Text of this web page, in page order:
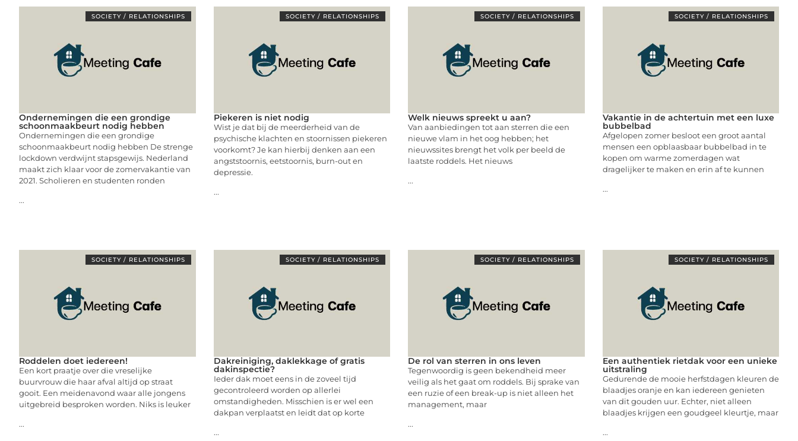
SOCIETY / RELATIONSHIPS
Ondernemingen die een grondige
schoonmaakbeurt nodig hebben
Ondernemingen die een grondige
schoonmaakbeurt nodig hebben De strenge
lockdown verdwijnt stapsgewijs. Nederland
maakt zich klaar voor de zomervakantie van
2021. Scholieren en studenten ronden
...
SOCIETY / RELATIONSHIPS
Piekeren is niet nodig
Wist je dat bij de meerderheid van de
psychische klachten en stoornissen piekeren
voorkomt? Je kan hierbij denken aan een
angststoornis, eetstoornis, burn-out en
depressie.
...
SOCIETY / RELATIONSHIPS
Welk nieuws spreekt u aan?
Van aanbiedingen tot aan sterren die een
nieuwe vlam in het oog hebben; het
nieuwssites brengt het volk per beeld de
laatste roddels. Het nieuws
...
SOCIETY / RELATIONSHIPS
Vakantie in de achtertuin met een luxe
bubbelbad
Afgelopen zomer besloot een groot aantal
mensen een opblaasbaar bubbelbad in te
kopen om warme zomerdagen wat
dragelijker te maken en erin af te kunnen
...
SOCIETY / RELATIONSHIPS
Roddelen doet iedereen!
Een kort praatje over die vreselijke
buurvrouw die haar afval altijd op straat
gooit. Een meidenavond waar alle jongens
uitgebreid besproken worden. Niks is leuker
...
SOCIETY / RELATIONSHIPS
Dakreiniging, daklekkage of gratis
dakinspectie?
Ieder dak moet eens in de zoveel tijd
gecontroleerd worden op allerlei
omstandigheden. Misschien is er wel een
dakpan verplaatst en leidt dat op korte
...
SOCIETY / RELATIONSHIPS
De rol van sterren in ons leven
Tegenwoordig is geen bekendheid meer
veilig als het gaat om roddels. Bij sprake van
een ruzie of een break-up is niet alleen het
management, maar
...
SOCIETY / RELATIONSHIPS
Een authentiek rietdak voor een unieke
uitstraling
Gedurende de mooie herfstdagen kleuren de
blaadjes oranje en kan iedereen genieten
van dit gouden uur. Echter, niet alleen
blaadjes krijgen een goudgeel kleurtje, maar
...